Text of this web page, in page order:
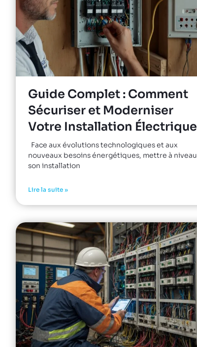
Guide Complet : Comment
Sécuriser et Moderniser
Votre Installation Électrique
Face aux évolutions technologiques et aux
nouveaux besoins énergétiques, mettre à niveau
son installation
Lire la suite »